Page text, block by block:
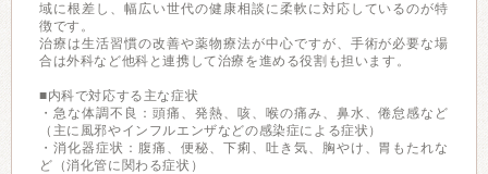
域に根差し、幅広い世代の健康相談に柔軟に対応しているのが特
徴です。
治療は生活習慣の改善や薬物療法が中心ですが、手術が必要な場
合は外科など他科と連携して治療を進める役割も担います。
■内科で対応する主な症状
・急な体調不良：頭痛、発熱、咳、喉の痛み、鼻水、倦怠感など
（主に風邪やインフルエンザなどの感染症による症状）
・消化器症状：腹痛、便秘、下痢、吐き気、胸やけ、胃もたれな
ど（消化管に関わる症状）